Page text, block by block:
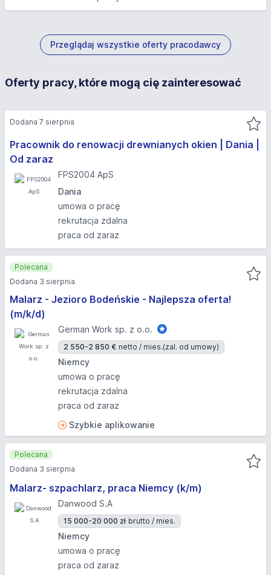
Przeglądaj wszystkie oferty pracodawcy
Oferty pracy, które mogą cię zainteresować
Pracownik do renowacji drewnianych okien | Dania |
Od zaraz
FPS2004 ApS
Dania
umowa o pracę
rekrutacja zdalna
praca od zaraz
Dodana 7 sierpnia
Malarz - Jezioro Bodeńskie - Najlepsza oferta!
(m/k/d)
German Work sp. z o.o.
2 550-2 850 € netto / mies.(zal. od umowy)
Niemcy
umowa o pracę
rekrutacja zdalna
praca od zaraz
Szybkie aplikowanie
Polecana
Dodana 3 sierpnia
Malarz- szpachlarz, praca Niemcy (k/m)
Danwood S.A
15 000-20 000 zł brutto / mies.
Niemcy
umowa o pracę
praca od zaraz
Polecana
Dodana 3 sierpnia